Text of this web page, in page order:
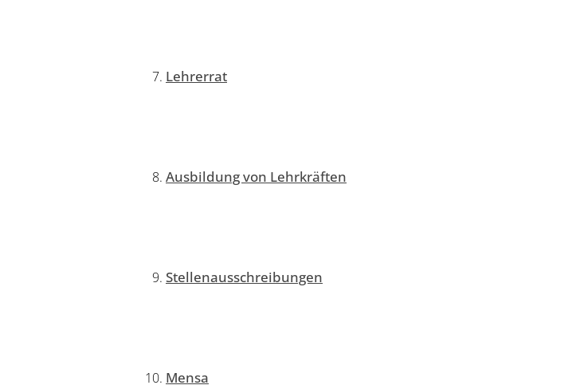
Lehrerrat
Ausbildung von Lehrkräften
Stellenausschreibungen
Mensa